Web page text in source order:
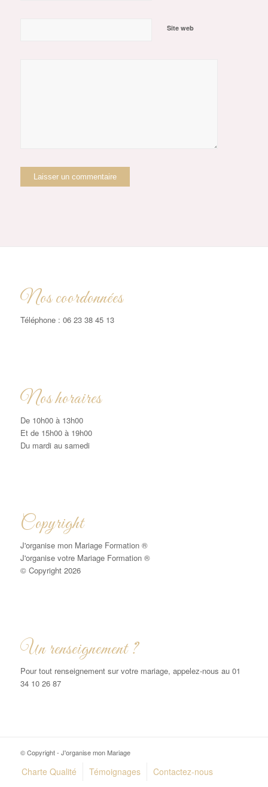
Site web
Nos coordonnées
Téléphone : 06 23 38 45 13
Nos horaires
De 10h00 à 13h00
Et de 15h00 à 19h00
Du mardi au samedi
Copyright
J'organise mon Mariage Formation ®
J'organise votre Mariage Formation ®
© Copyright 2026
Un renseignement ?
Pour tout renseignement sur votre mariage, appelez-nous au 01
34 10 26 87
© Copyright - J'organise mon Mariage
Charte Qualité Témoignages Contactez-nous